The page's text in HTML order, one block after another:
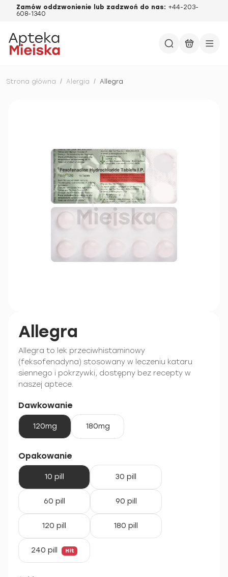
Zamów oddzwonienie lub zadzwoń do nas: +44-203-
608-1340
Strona główna / Alergia / Allegra
Allegra
Allegra to lek przeciwhistaminowy
(feksofenadyna) stosowany w leczeniu kataru
siennego i pokrzywki, dostępny bez recepty w
naszej aptece.
Dawkowanie
120mg 180mg
Opakowanie
10 pill 30 pill
60 pill 90 pill
120 pill 180 pill
240 pill Hit